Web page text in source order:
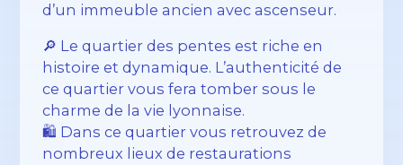
d’un immeuble ancien avec ascenseur.
🔎 Le quartier des pentes est riche en
histoire et dynamique. L’authenticité de
ce quartier vous fera tomber sous le
charme de la vie lyonnaise.
🛍️ Dans ce quartier vous retrouvez de
nombreux lieux de restaurations